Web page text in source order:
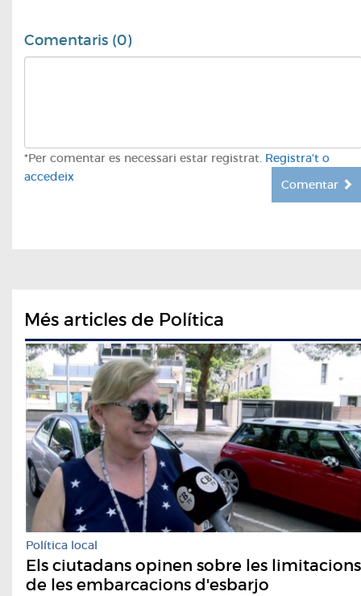
Comentaris (0)
*Per comentar es necessari estar registrat. Registra't o
accedeix
Comentar
Més articles de Política
Política local
Els ciutadans opinen sobre les limitacions
de les embarcacions d'esbarjo